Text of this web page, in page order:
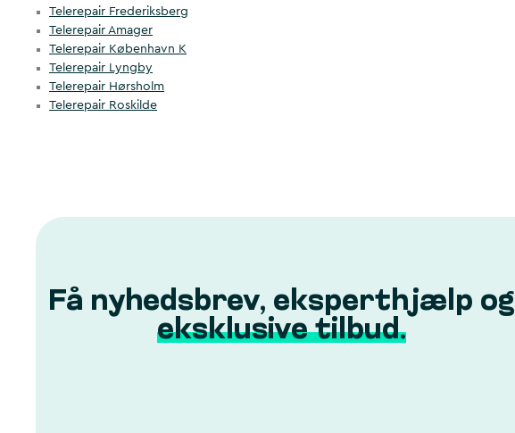
Telerepair Frederiksberg
Telerepair Amager
Telerepair København K
Telerepair Lyngby
Telerepair Hørsholm
Telerepair Roskilde
Få nyhedsbrev, eksperthjælp og
eksklusive tilbud.